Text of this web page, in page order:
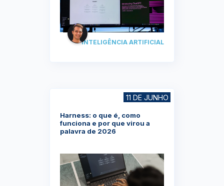
INTELIGÊNCIA ARTIFICIAL
Harness: o que é, como
funciona e por que virou a
palavra de 2026
11 DE JUNHO